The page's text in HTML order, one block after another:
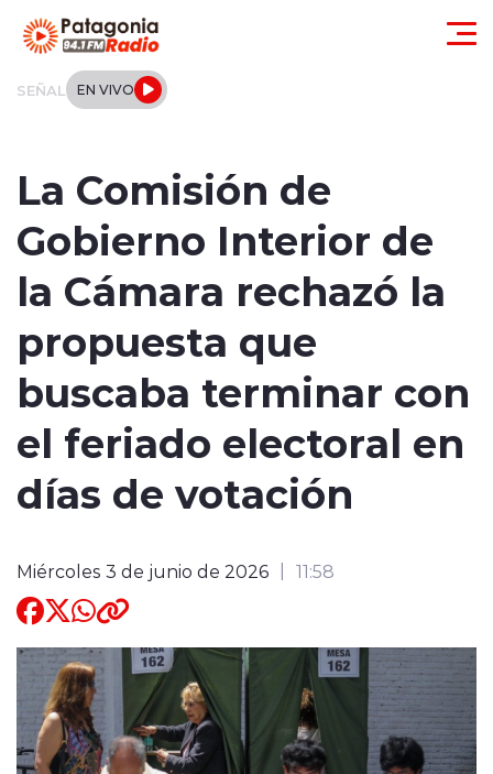
SEÑAL EN VIVO
Internacional
Deportes
Entrevistas
modo claro
La Comisión de
Gobierno Interior de
la Cámara rechazó la
propuesta que
buscaba terminar con
el feriado electoral en
días de votación
Miércoles 3 de junio de 2026 11:58